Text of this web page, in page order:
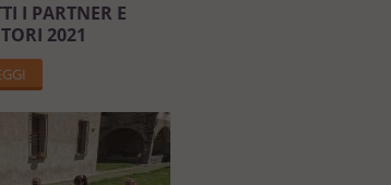
I PARTNER E
2021